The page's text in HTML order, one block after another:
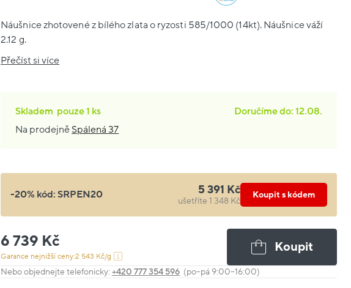
Náušnice zhotovené z bílého zlata o ryzosti 585/1000 (14kt). Náušnice váží
2.12 g.
Přečíst si více
Skladem pouze1 ks
Doručíme do: 12.08.
Na prodejně Spálená 37
-20% kód:SRPEN20 5 391 Kč
ušetříte 1 348 Kč
Koupit s kódem
6 739 Kč
Garance nejnižší ceny:2 543 Kč/g
Koupit
Nebo objednejte telefonicky:+420 777 354 596 (po–pá 9:00–16:00)